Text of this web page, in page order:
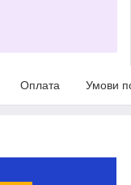
Оплата Умови